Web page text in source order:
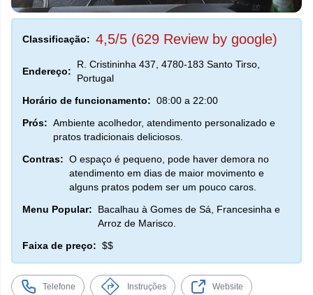
Classificação: 4,5/5 (629 Review by google)
Endereço:
R. Cristininha 437, 4780-183 Santo Tirso,
Portugal
Horário de funcionamento: 08:00 a 22:00
Prós: Ambiente acolhedor, atendimento personalizado e
pratos tradicionais deliciosos.
Contras: O espaço é pequeno, pode haver demora no
atendimento em dias de maior movimento e
alguns pratos podem ser um pouco caros.
Menu Popular:
Bacalhau à Gomes de Sá, Francesinha e
Arroz de Marisco.
Faixa de preço: $$
Telefone Instruções Website